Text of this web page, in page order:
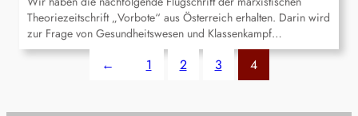
Theoriezeitschrift „Vorbote“ aus Österreich erhalten. Darin wird
zur Frage von Gesundheitswesen und Klassenkampf…
← 1 2 3 4